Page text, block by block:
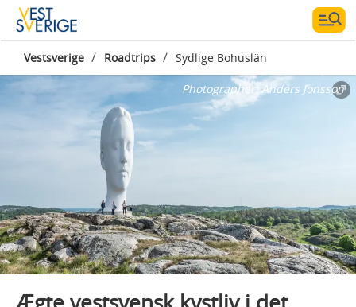
Vestsverige / Roadtrips / Sydlige Bohuslän
Photographer: Anders Jonsson